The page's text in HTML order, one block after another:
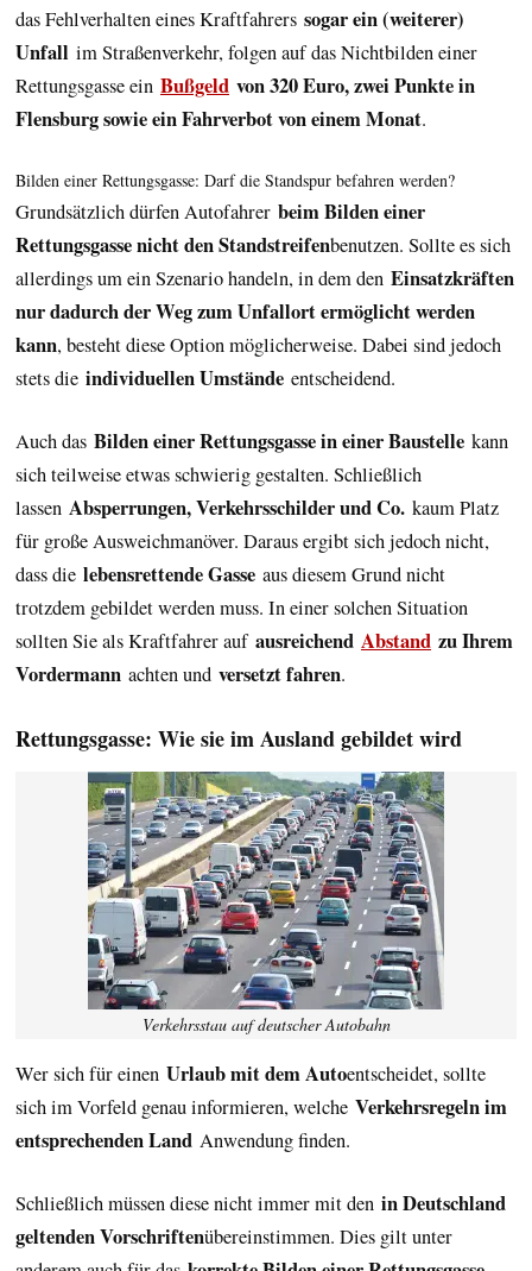
das Fehlverhalten eines Kraftfahrers sogar ein (weiterer)
Unfall im Straßenverkehr, folgen auf das Nichtbilden einer
Rettungsgasse ein Bußgeld von 320 Euro, zwei Punkte in
Flensburg sowie ein Fahrverbot von einem Monat.
Bilden einer Rettungsgasse: Darf die Standspur befahren werden?
Grundsätzlich dürfen Autofahrer beim Bilden einer
Rettungsgasse nicht den Standstreifenbenutzen. Sollte es sich
allerdings um ein Szenario handeln, in dem den Einsatzkräften
nur dadurch der Weg zum Unfallort ermöglicht werden
kann, besteht diese Option möglicherweise. Dabei sind jedoch
stets die individuellen Umstände entscheidend.
Auch das Bilden einer Rettungsgasse in einer Baustelle kann
sich teilweise etwas schwierig gestalten. Schließlich
lassen Absperrungen, Verkehrsschilder und Co. kaum Platz
für große Ausweichmanöver. Daraus ergibt sich jedoch nicht,
dass die lebensrettende Gasse aus diesem Grund nicht
trotzdem gebildet werden muss. In einer solchen Situation
sollten Sie als Kraftfahrer auf ausreichend Abstand zu Ihrem
Vordermann achten und versetzt fahren.
Rettungsgasse: Wie sie im Ausland gebildet wird
Verkehrsstau auf deutscher Autobahn
Wer sich für einen Urlaub mit dem Autoentscheidet, sollte
sich im Vorfeld genau informieren, welche Verkehrsregeln im
entsprechenden Land Anwendung finden.
Schließlich müssen diese nicht immer mit den in Deutschland
geltenden Vorschriftenübereinstimmen. Dies gilt unter